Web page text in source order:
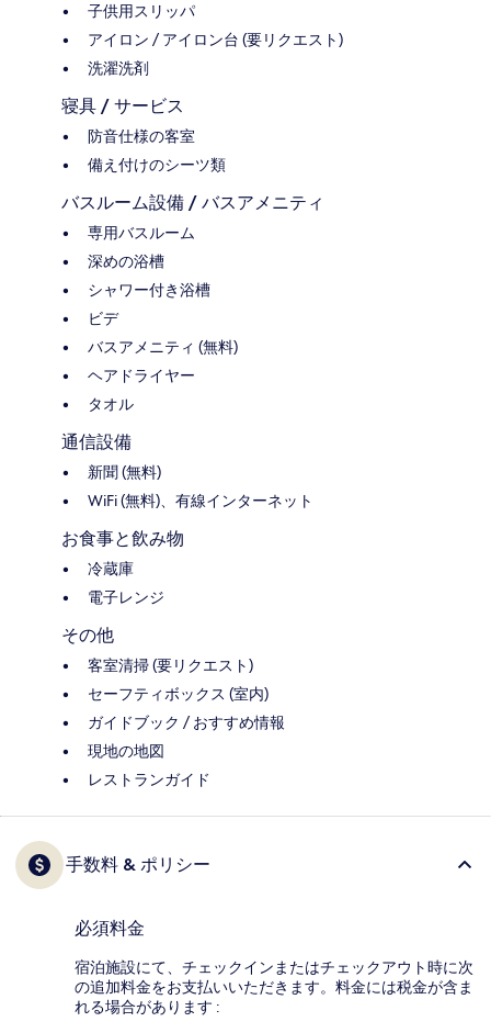
子供用スリッパ
アイロン / アイロン台 (要リクエスト)
洗濯洗剤
寝具 / サービス
防音仕様の客室
備え付けのシーツ類
バスルーム設備 / バスアメニティ
専用バスルーム
深めの浴槽
シャワー付き浴槽
ビデ
バスアメニティ (無料)
ヘアドライヤー
タオル
通信設備
新聞 (無料)
WiFi (無料)、有線インターネット
お食事と飲み物
冷蔵庫
電子レンジ
その他
客室清掃 (要リクエスト)
セーフティボックス (室内)
ガイドブック / おすすめ情報
現地の地図
レストランガイド
手数料 & ポリシー
必須料金
宿泊施設にて、チェックインまたはチェックアウト時に次
の追加料金をお支払いいただきます。料金には税金が含ま
れる場合があります :